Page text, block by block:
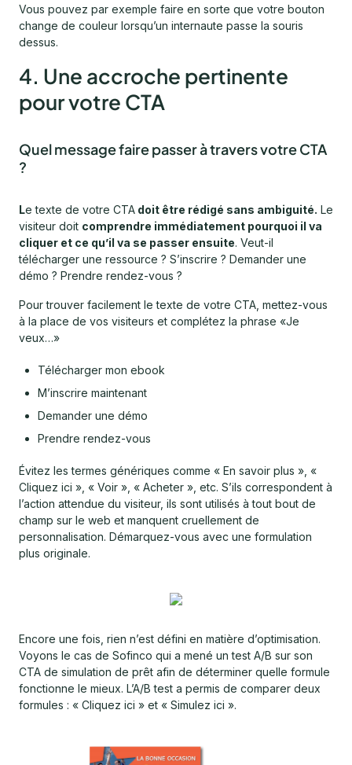
Vous pouvez par exemple faire en sorte que votre bouton
change de couleur lorsqu’un internaute passe la souris
dessus.
4. Une accroche pertinente
pour votre CTA
Quel message faire passer à travers votre CTA
?
Le texte de votre CTA doit être rédigé sans ambiguité. Le
visiteur doit comprendre immédiatement pourquoi il va
cliquer et ce qu’il va se passer ensuite. Veut-il
télécharger une ressource ? S’inscrire ? Demander une
démo ? Prendre rendez-vous ?
Pour trouver facilement le texte de votre CTA, mettez-vous
à la place de vos visiteurs et complétez la phrase «Je
veux…»
Télécharger mon ebook
M’inscrire maintenant
Demander une démo
Prendre rendez-vous
Évitez les termes génériques comme « En savoir plus », «
Cliquez ici », « Voir », « Acheter », etc. S’ils correspondent à
l’action attendue du visiteur, ils sont utilisés à tout bout de
champ sur le web et manquent cruellement de
personnalisation. Démarquez-vous avec une formulation
plus originale.
Encore une fois, rien n’est défini en matière d’optimisation.
Voyons le cas de Sofinco qui a mené un test A/B sur son
CTA de simulation de prêt afin de déterminer quelle formule
fonctionne le mieux. L’A/B test a permis de comparer deux
formules : « Cliquez ici » et « Simulez ici ».